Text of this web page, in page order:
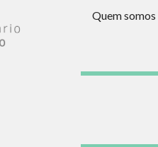
Quem somos